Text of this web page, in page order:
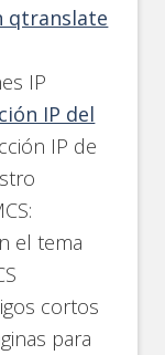
qtranslate
IP
IP del
IP de
el tema
cortos
para